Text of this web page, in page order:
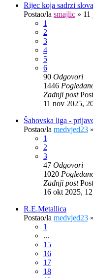
Rijec koja sadrzi
Postao/la smajlic » 11
1
2
3
4
5
6
90 Odgovori
1446
Zadnji post
11 nov 2025,
Šahovska liga -
Postao/la medvjed23 »
1
2
3
47 Odgovori
1020
Zadnji post
16 okt 2025,
R.E.Metallica
Postao/la medvjed23 »
1
...
15
16
17
18